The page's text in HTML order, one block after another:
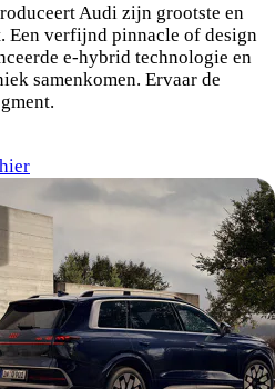
Audi zijn grootste en
Een verfijnd pinnacle of design
e-hybrid technologie en
samenkomen. Ervaar de